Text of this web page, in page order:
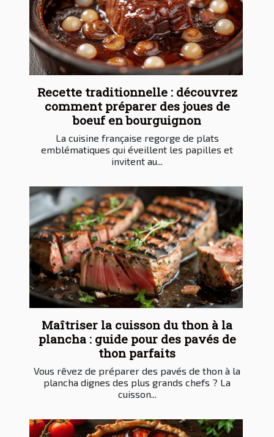
Recette traditionnelle : découvrez
comment préparer des joues de
boeuf en bourguignon
La cuisine française regorge de plats
emblématiques qui éveillent les papilles et
invitent au...
Maîtriser la cuisson du thon à la
plancha : guide pour des pavés de
thon parfaits
Vous rêvez de préparer des pavés de thon à la
plancha dignes des plus grands chefs ? La
cuisson...